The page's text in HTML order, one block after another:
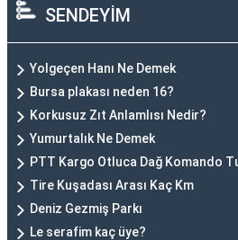
SENDEYİM
Yolgeçen Hanı Ne Demek
Bursa plakası neden 16?
Korkusuz Zıt Anlamlısı Nedir?
Yumurtalık Ne Demek
PTT Kargo Otluca Dağ Komando
Tire Kuşadası Arası Kaç Km
Deniz Gezmiş Parkı
Le serafim kaç üye?